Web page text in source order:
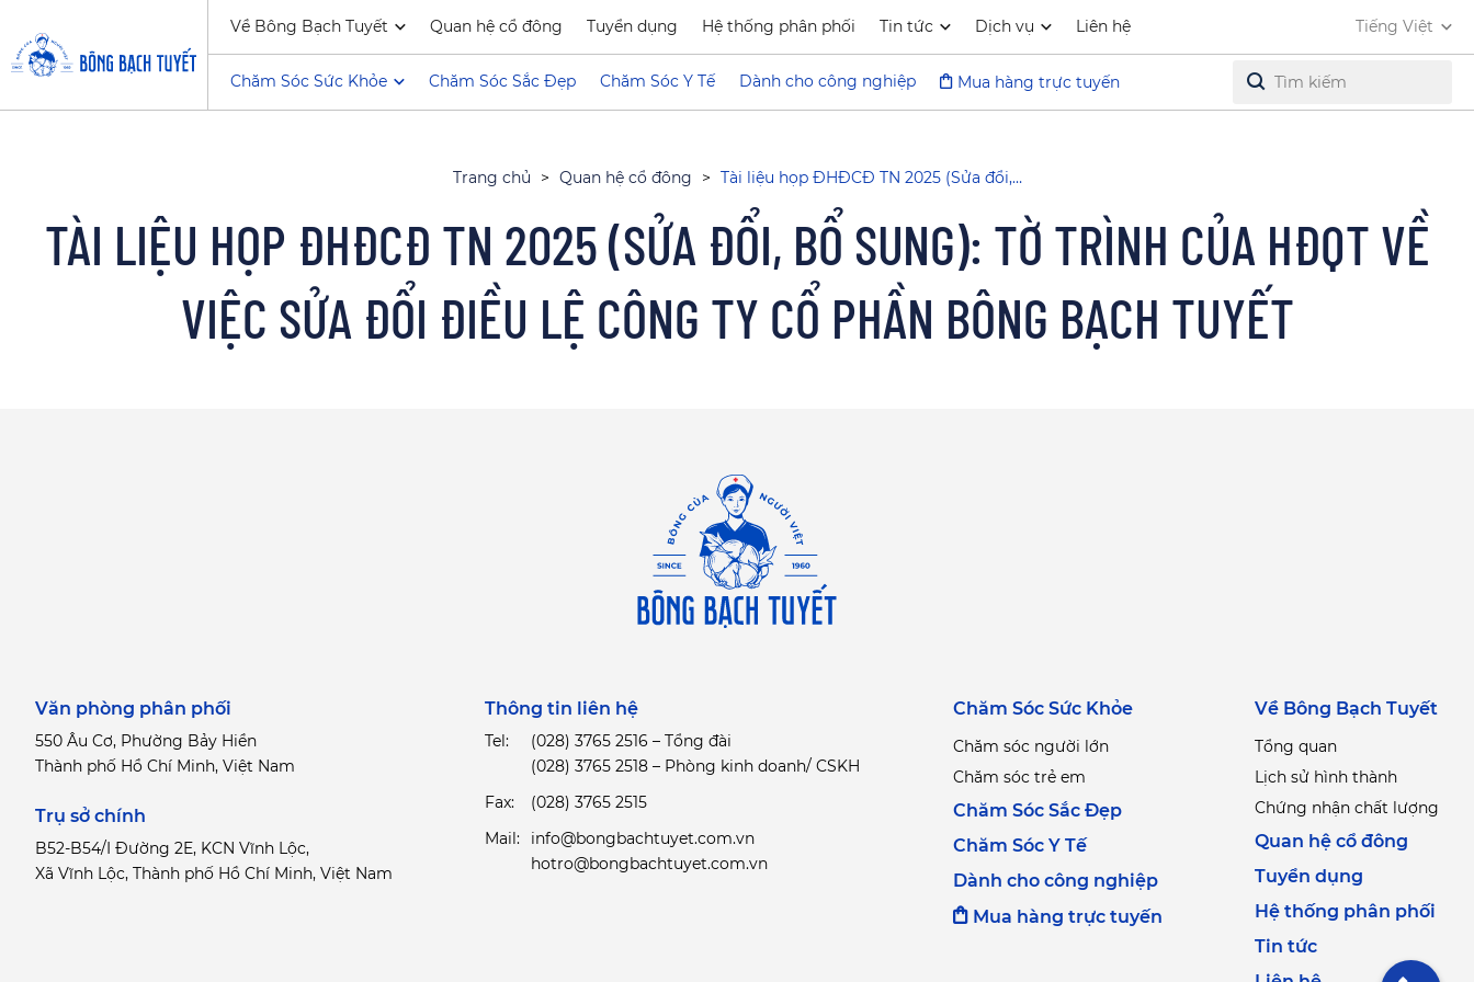
Về Bông Bạch Tuyết Quan hệ cổ đông Tuyển dụng Hệ thống phân phối Tin tức Dịch vụ Liên hệ Tiếng Việt
Chăm Sóc Sức Khỏe Chăm Sóc Sắc Đẹp Chăm Sóc Y Tế Dành cho công nghiệp Mua hàng trực tuyến
Trang chủ > Quan hệ cổ đông > Tài liệu họp ĐHĐCĐ TN 2025 (Sửa đổi,…
TÀI LIỆU HỌP ĐHĐCĐ TN 2025 (SỬA ĐỔI, BỔ SUNG): TỜ TRÌNH CỦA HĐQT VỀ
VIỆC SỬA ĐỔI ĐIỀU LỆ CÔNG TY CỔ PHẦN BÔNG BẠCH TUYẾT
Văn phòng phân phối
550 Âu Cơ, Phường Bảy Hiền
Thành phố Hồ Chí Minh, Việt Nam
Trụ sở chính
B52-B54/I Đường 2E, KCN Vĩnh Lộc,
Xã Vĩnh Lộc, Thành phố Hồ Chí Minh, Việt Nam
Thông tin liên hệ
Tel:
(028) 3765 2516 – Tổng đài
(028) 3765 2518 – Phòng kinh doanh/ CSKH
Fax:
(028) 3765 2515
Mail:
info@bongbachtuyet.com.vn
hotro@bongbachtuyet.com.vn
Chăm Sóc Sức Khỏe
Chăm sóc người lớn
Chăm sóc trẻ em
Chăm Sóc Sắc Đẹp
Chăm Sóc Y Tế
Dành cho công nghiệp
Mua hàng trực tuyến
Về Bông Bạch Tuyết
Tổng quan
Lịch sử hình thành
Chứng nhận chất lượng
Quan hệ cổ đông
Tuyển dụng
Hệ thống phân phối
Tin tức